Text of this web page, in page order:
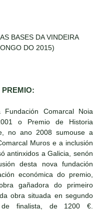
BASES DA VINDEIRA
DO 2015)
PREMIO:
Comarcal Noia
o Premio de Historia
no ano 2008 sumouse a
Muros e a inclusión
antinxidos a Galicia, senón
desta nova fundación
económica do premio,
gañadora do primeiro
obra situada en segundo
de finalista, de 1200 €.